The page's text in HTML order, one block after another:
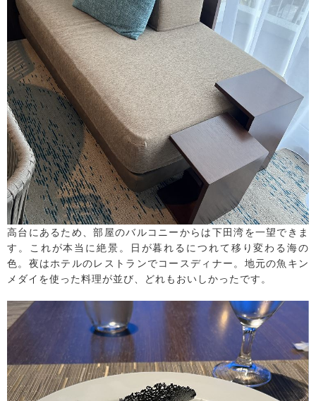
高台にあるため、部屋のバルコニーからは下田湾を一望できま
す。これが本当に絶景。日が暮れるにつれて移り変わる海の
色。夜はホテルのレストランでコースディナー。地元の魚キン
メダイを使った料理が並び、どれもおいしかったです。